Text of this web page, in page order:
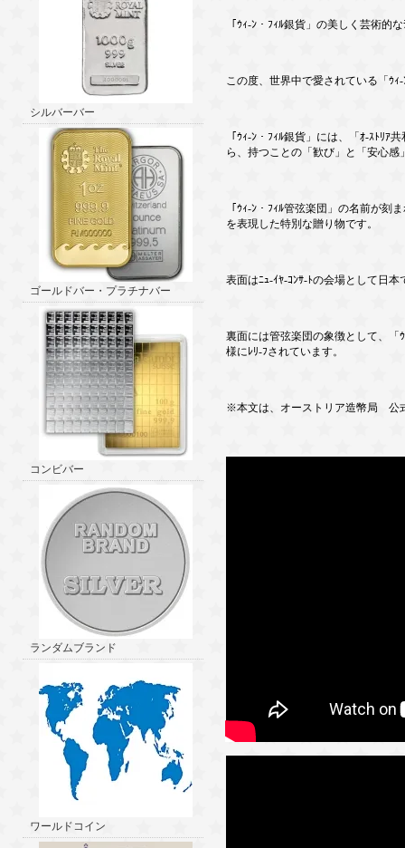
シルバーバー
ゴールドバー・プラチナバー
コンビバー
ランダムブランド
ワールドコイン
「ｳｨ-ﾝ・ﾌｨﾙ銀貨」の美しく芸術的
この度、世界中で愛されている「ｳ
「ｳｨ-ﾝ・ﾌｨﾙ銀貨」には、「ｵ-ｽﾄﾘ
ら、持つことの「歓び」と「安心
「ｳｨ-ﾝ・ﾌｨﾙ管弦楽団」の名前が刻
を表現した特別な贈り物です。
表面はﾆｭ-ｲﾔ-ｺﾝｻ-ﾄの会場として日
裏面には管弦楽団の象徴として、「
様にﾚﾘ-ﾌされています。
※本文は、オーストリア造幣局 公